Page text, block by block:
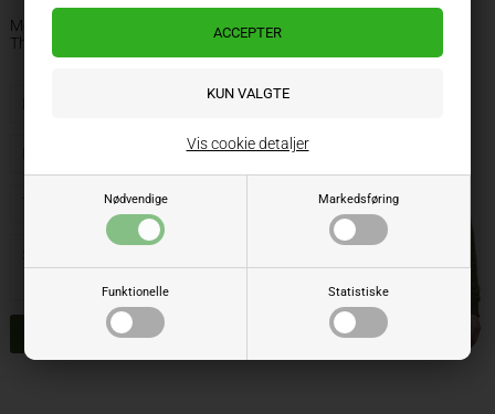
Nødvendige Markedsføring
Funktionelle Statistiske
Vis cookie detaljer
Med venlig hilsen
Thomas